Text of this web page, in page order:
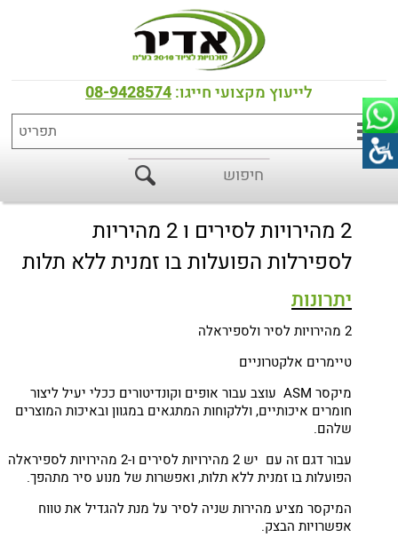
לייעוץ מקצועי חייגו:08-9428574
דף הבית>כל המוצרים>מכונות לישה לבצק
ASM מכונת לישה ספירלית 2 מהירויות
לסיר ולספיראלה
2 מהירויות לסירים ו 2 מהיריות
לספירלות הפועלות בו זמנית ללא תלות
יתרונות
2 מהירויות לסיר ולספיראלה
טיימרים אלקטרוניים
מיקסר ASM עוצב עבור אופים וקונדיטורים ככלי יעיל ליצור
חומרים איכותיים, וללקוחות המתגאים במגוון ובאיכות המוצרים
שלהם.
עבור דגם זה עם יש 2 מהירויות לסירים ו-2 מהירויות לספיראלה
הפועלות בו זמנית ללא תלות, ואפשרות של מנוע סיר מתהפך.
המיקסר מציע מהירות שניה לסיר על מנת להגדיל את טווח
אפשרויות הבצק.